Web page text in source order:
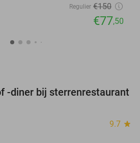
Regulier €150
€77,50
48%
-diner bij sterrenrestaurant
9.7 star